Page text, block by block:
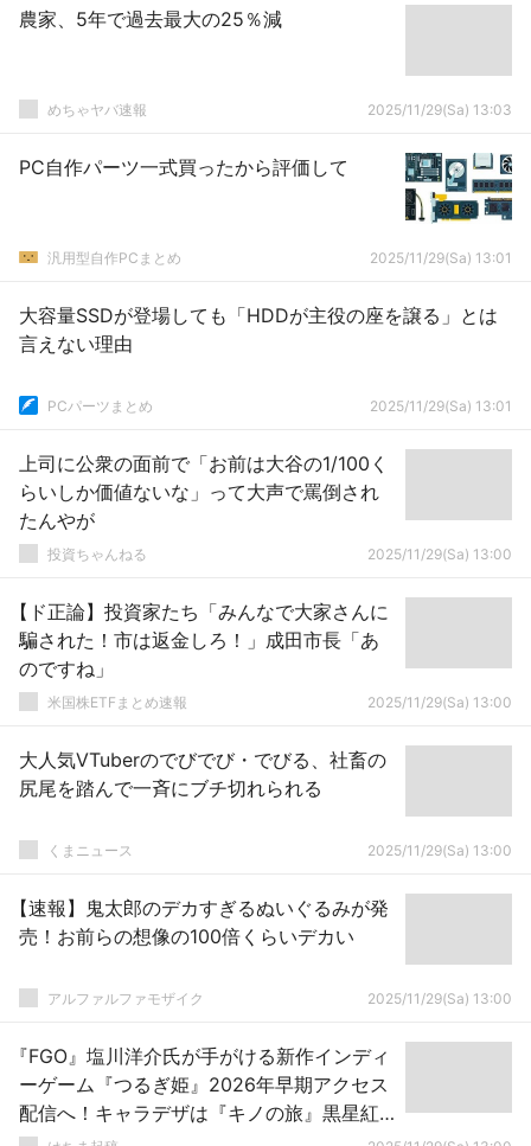
農家、5年で過去最大の25％減
めちゃヤバ速報 2025/11/29(Sa) 13:03
PC自作パーツ一式買ったから評価して
汎用型自作PCまとめ 2025/11/29(Sa) 13:01
大容量SSDが登場しても「HDDが主役の座を譲る」とは
言えない理由
PCパーツまとめ 2025/11/29(Sa) 13:01
上司に公衆の面前で「お前は大谷の1/100く
らいしか価値ないな」って大声で罵倒され
たんやが
投資ちゃんねる 2025/11/29(Sa) 13:00
【ド正論】投資家たち「みんなで大家さんに
騙された！市は返金しろ！」成田市長「あ
のですね」
米国株ETFまとめ速報 2025/11/29(Sa) 13:00
大人気VTuberのでびでび・でびる、社畜の
尻尾を踏んで一斉にブチ切れられる
くまニュース 2025/11/29(Sa) 13:00
【速報】鬼太郎のデカすぎるぬいぐるみが発
売！お前らの想像の100倍くらいデカい
アルファルファモザイク 2025/11/29(Sa) 13:00
『FGO』塩川洋介氏が手がける新作インディ
ーゲーム『つるぎ姫』2026年早期アクセス
配信へ！キャラデザは『キノの旅』黒星紅
白さん